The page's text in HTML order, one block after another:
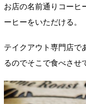
お店の名前通りコーヒ
ーヒーをいただける。
テイクアウト専門店で
るのでそこで食べさせ